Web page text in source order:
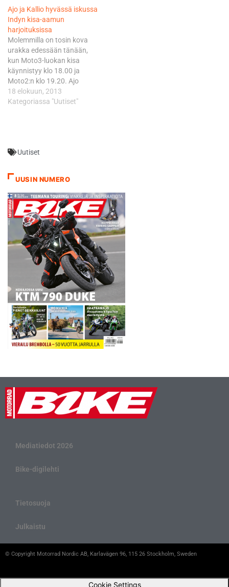
keskeyttäminen johtui
avausmutkan kolaroinnista,
jonka seurauksena Luis
Salom kaatui. Salomin pyörä
syttyi sen jälkeen tuleen
radan turva-alueella.
Rytäkässä oli kuitenkin
jäänyt romun lisäksi…
Ajo ja Kallio hyvässä iskussa
Indyn kisa-aamun
harjoituksissa
Molemmilla on tosin kova
urakka edessään tänään,
kun Moto3-luokan kisa
käynnistyy klo 18.00 ja
Moto2:n klo 19.20. Ajo
lähtee kauden yhdeksänteen
MM-osakilpailuun ruudusta
tunnetusti kortilla. Ajo
lukemat 1.49,065.
Kierrosaika on hänen tähän
mennessä parhaansa. Aika-
ajossa 4,2…
18 elokuun, 2013
Kategoriassa "Uutiset"
Uutiset
UUSIN NUMERO
Mediatiedot 2026
Bike-digilehti
Tietosuoja
Julkaistu
© Copyright Motorrad Nordic AB, Karlavägen 96, 115 26 Stockholm, Sweden
Cookie Settings